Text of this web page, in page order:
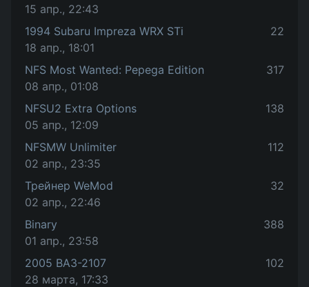
15 апр., 22:43
1994 Subaru Impreza WRX STi
18 апр., 18:01
22
NFS Most Wanted: Pepega Edition
08 апр., 01:08
317
NFSU2 Extra Options
05 апр., 12:09
138
NFSMW Unlimiter
02 апр., 23:35
112
Трейнер WeMod
02 апр., 22:46
32
Binary
01 апр., 23:58
388
2005 ВАЗ-2107
28 марта, 17:33
102